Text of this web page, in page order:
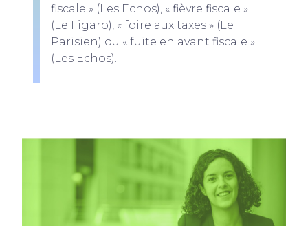
fiscale » (Les Echos), « fièvre fiscale »
(Le Figaro), « foire aux taxes » (Le
Parisien) ou « fuite en avant fiscale »
(Les Echos).